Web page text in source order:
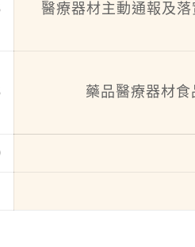
醫療器材主動通報及
藥品醫療器材